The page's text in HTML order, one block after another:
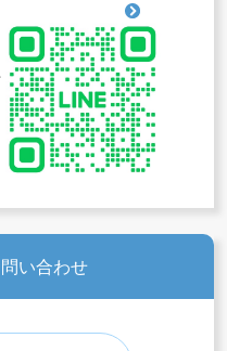
い合わせ